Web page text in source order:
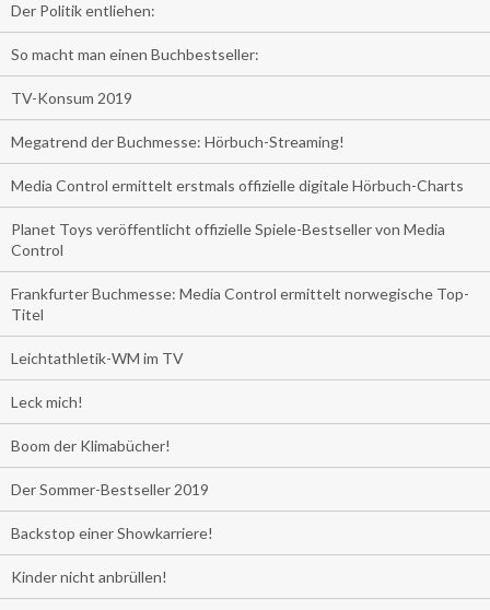
Der Politik entliehen:
So macht man einen Buchbestseller:
TV-Konsum 2019
Megatrend der Buchmesse: Hörbuch-Streaming!
Media Control ermittelt erstmals offizielle digitale Hörbuch-Charts
Planet Toys veröffentlicht offizielle Spiele-Bestseller von Media
Control
Frankfurter Buchmesse: Media Control ermittelt norwegische Top-
Titel
Leichtathletik-WM im TV
Leck mich!
Boom der Klimabücher!
Der Sommer-Bestseller 2019
Backstop einer Showkarriere!
Kinder nicht anbrüllen!